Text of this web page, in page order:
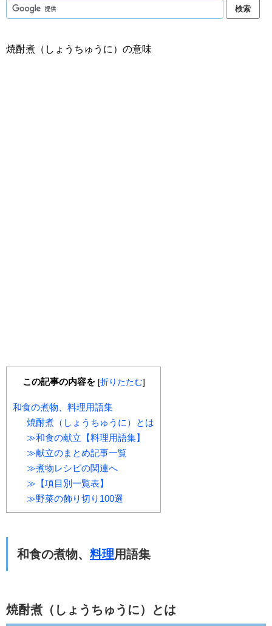
焼酎煮（しょうちゅうに）の意味
この記事の内容を [折りたたむ]
和食の煮物、料理用語集
焼酎煮（しょうちゅうに）とは
≫和食の献立【料理用語集】
≫献立のまとめ記事一覧
≫煮物レシピの関連へ
≫【項目別一覧表】
≫野菜の飾り切り100選
和食の煮物、 料理用語集
焼酎煮（しょうちゅうに）とは